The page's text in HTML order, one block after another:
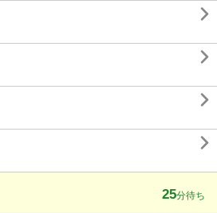




25分待ち